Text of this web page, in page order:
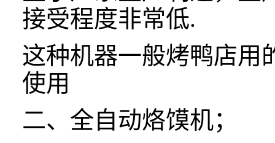
接受程度非常低.
这种机器一般烤鸭店用
使用
二、 全自动烙馍机；